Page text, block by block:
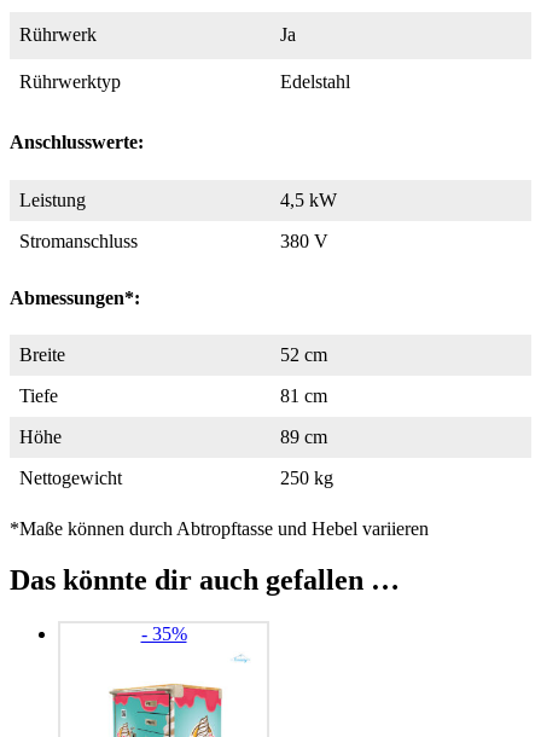
Rührwerk Ja
Rührwerktyp Edelstahl
Anschlusswerte:
Leistung
4,5 kW
Stromanschluss
380 V
Abmessungen*:
Breite
52 cm
Tiefe
81 cm
Höhe
89 cm
Nettogewicht
250 kg
*Maße können durch Abtropftasse und Hebel variieren
Das könnte dir auch gefallen …
- 35%